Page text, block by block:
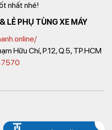
nhất nhé!
LẺ PHỤ TÙNG XE MÁY
Hữu Chí, P.12, Q.5, TP.HCM